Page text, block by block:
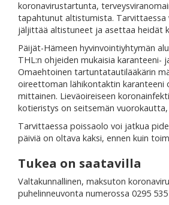
koronavirustartunta,
tapahtunut altistumista. Tarvittaessa
jäljittää altistuneet ja asettaa heidät
Päijät-Hämeen hyvinvointiyhtymän
THL:n ohjeiden mukaisia karanteeni-
Omaehtoinen tartuntatautilääkärin
oireettoman lähikontaktin karanteeni
mittainen. Lieväoireiseen
kotieristys on seitsemän vuorokautta,
Tarvittaessa poissaolo voi jatkua
päiviä on oltava kaksi, ennen kuin
Tukea on saatavilla
Valtakunnallinen, maksuton
puhelinneuvonta numerossa 0295 535